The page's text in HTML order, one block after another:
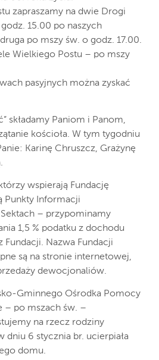
zapraszamy na dwie Drogi
15.00 po naszych
po mszy św. o godz. 17.00.
Wielkiego Postu – po mszy
pasyjnych można zyskać
składamy Paniom i Panom,
kościoła. W tym tygodniu
Karinę Chruszcz, Grażynę
wspierają Fundację
Punkty Informacji
– przypominamy
1,5 % podatku z dochodu
Fundacji. Nazwa Fundacji
są na stronie internetowej,
dewocjonaliów.
Gminnego Ośrodka Pomocy
– po mszach św. –
na rzecz rodziny
dniu 6 stycznia br. ucierpiała
domu.